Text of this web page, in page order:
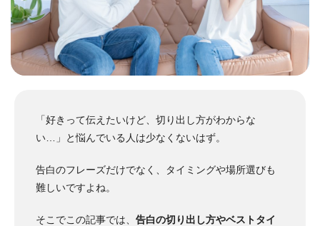
「好きって伝えたいけど、切り出し方がわからな
い…」と悩んでいる人は少なくないはず。
告白のフレーズだけでなく、タイミングや場所選びも
難しいですよね。
そこでこの記事では、 告白の切り出し方やベストタイ